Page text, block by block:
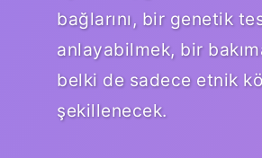
bağlarını, bir genetik
anlayabilmek, bir
belki de sadece etnik
şekillenecek.